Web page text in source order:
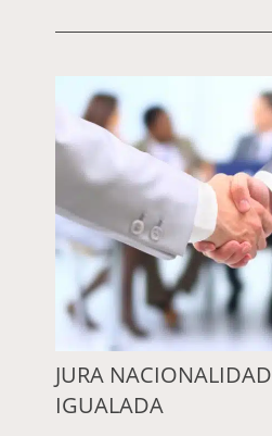
JURA NACIONALIDAD
IGUALADA